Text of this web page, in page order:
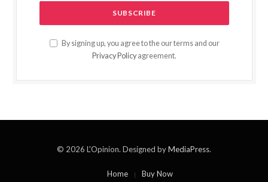
By signing up, you agree to the our terms and our
Privacy Policy agreement.
© 2026 L'Opinion. Designed byMediaPress.
Home Buy Now